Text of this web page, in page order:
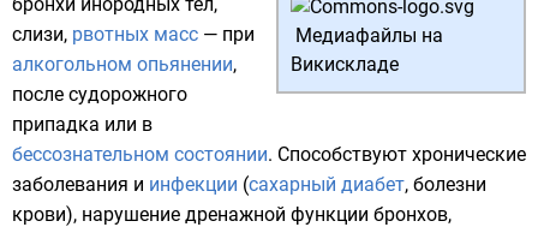
Медиафайлы на
Викискладе
слизи, рвотных масс — при
алкогольном опьянении,
после судорожного
припадка или в
бессознательном состоянии. Способствуют хронические
заболевания и инфекции (сахарный диабет, болезни
крови), нарушение дренажной функции бронхов,